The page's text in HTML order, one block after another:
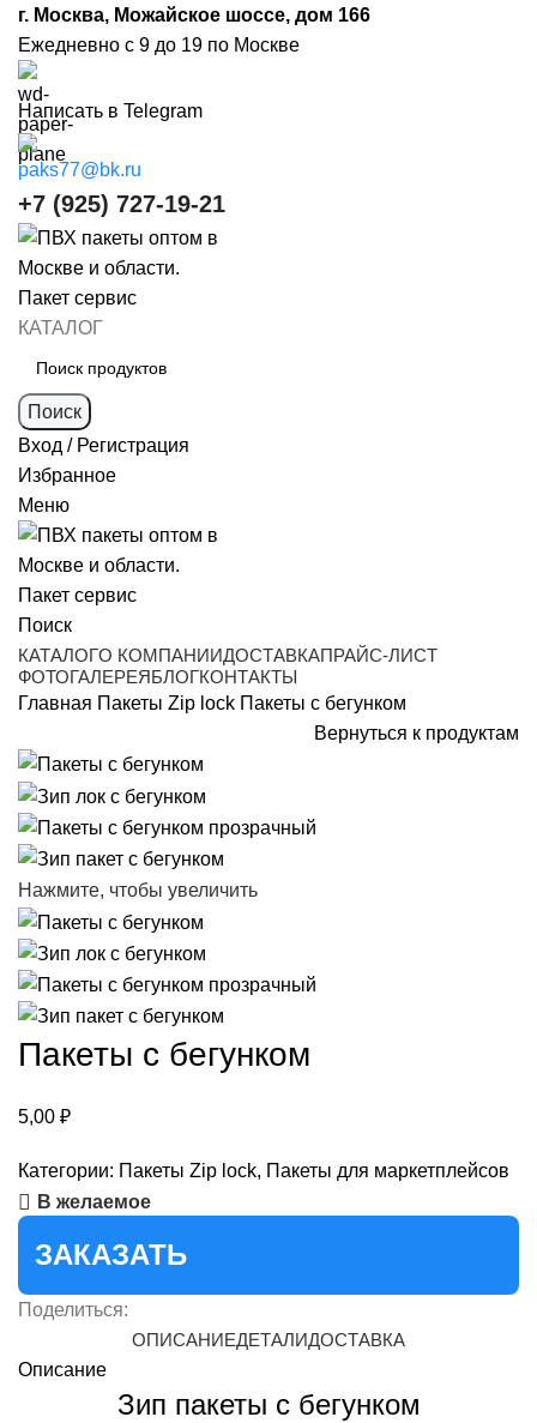
г. Москва, Можайское шоссе, дом 166
Ежедневно с 9 до 19 по Москве
Написать в Telegram
paks77@bk.ru
+7 (925) 727-19-21
КАТАЛОГ
Поиск
Вход / Регистрация
Избранное
Меню
Поиск
КАТАЛОГО КОМПАНИИДОСТАВКАПРАЙС-ЛИСТ
ФОТОГАЛЕРЕЯБЛОГКОНТАКТЫ
Главная Пакеты Zip lock Пакеты с бегунком
Вернуться к продуктам
Нажмите, чтобы увеличить
Пакеты с бегунком
5,00 ₽
Категории: Пакеты Zip lock, Пакеты для маркетплейсов
В желаемое
ЗАКАЗАТЬ
Поделиться:
ОПИСАНИЕДЕТАЛИДОСТАВКА
Описание
Зип пакеты с бегунком